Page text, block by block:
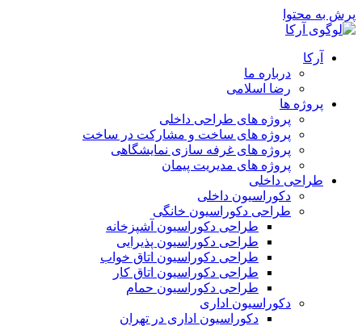
پرش به محتوا
آرکا
درباره ما
رضا اسلامی
پروژه ها
پروژه های طراحی داخلی
پروژه های ساخت و مشارکت در ساخت
پروژه های غرفه سازی نمایشگاهی
پروژه های مدیریت پیمان
طراحی داخلی
دکوراسیون داخلی
طراحی دکوراسیون خانگی
طراحی دکوراسیون آشپزخانه
طراحی دکوراسیون پذیرایی
طراحی دکوراسیون اتاق خواب
طراحی دکوراسیون اتاق کار
طراحی دکوراسیون حمام
دکوراسیون اداری
دکوراسیون اداری در تهران